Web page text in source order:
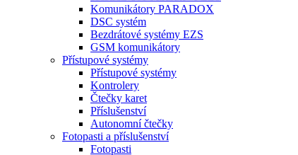
Komunikátory PARADOX
DSC systém
Bezdrátové systémy EZS
GSM komunikátory
Přístupové systémy
Přístupové systémy
Kontrolery
Čtečky karet
Příslušenství
Autonomní čtečky
Fotopasti a příslušenství
Fotopasti